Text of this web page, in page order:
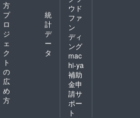
方
プ
ロ
ジ
ェ
ク
ト
の
広
め
方
統
計
デ
ー
タ
ウド
ファ
ン
ディ
ング
mac
hi-ya
補助
金申
請サ
ポー
ト